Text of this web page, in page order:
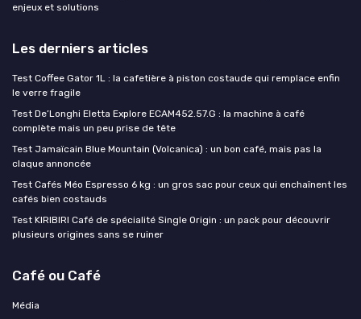
enjeux et solutions
Les derniers articles
Test Coffee Gator 1L : la cafetière à piston costaude qui remplace enfin
le verre fragile
Test De’Longhi Eletta Explore ECAM452.57.G : la machine à café
complète mais un peu prise de tête
Test Jamaïcain Blue Mountain (Volcanica) : un bon café, mais pas la
claque annoncée
Test Cafés Méo Espresso 6 kg : un gros sac pour ceux qui enchaînent les
cafés bien costauds
Test KIRIBIRI Café de spécialité Single Origin : un pack pour découvrir
plusieurs origines sans se ruiner
Café ou Café
Média